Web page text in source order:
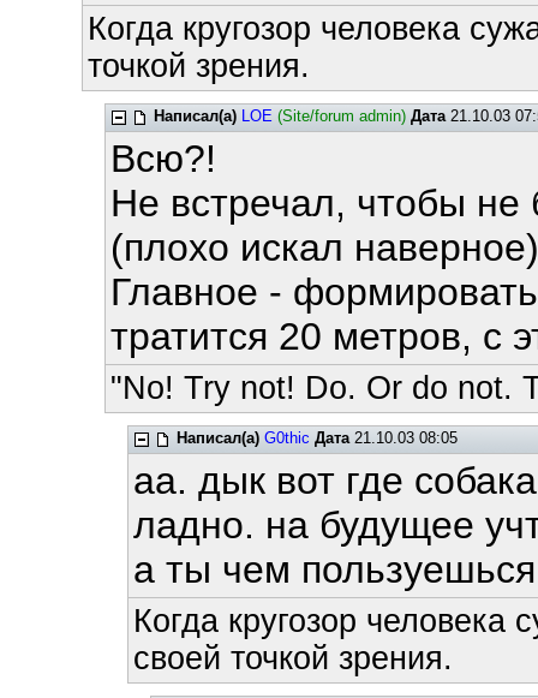
Когда кругозор человека
точкой зрения.
Написал(а) LOE (Site/forum admin) Дата21.10.03
Всю?!
Не встречал, чтобы не
(плохо искал наверное)
Главное -
тратится 20 метров, с
"No! Try not! Do. Or do not.
Написал(а) G0thic Дата21.10.03 08:05
аа. дык вот где
ладно. на будущее
а ты чем
Когда кругозор человека
своей точкой зрения.